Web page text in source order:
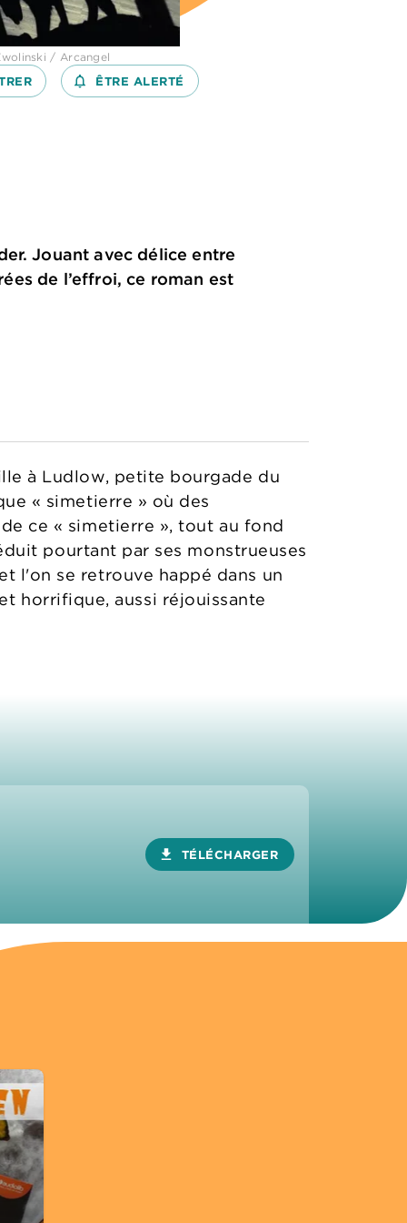
/ Arcangel
notifications_none_outlined
ÊTRE ALERTÉ
Jouant avec délice entre
de l’effroi, ce roman est
à Ludlow, petite bourgade du
« simetierre » où des
ce « simetierre », tout au fond
pourtant par ses monstrueuses
l'on se retrouve happé dans un
horrifique, aussi réjouissante
download TÉLÉCHARGER